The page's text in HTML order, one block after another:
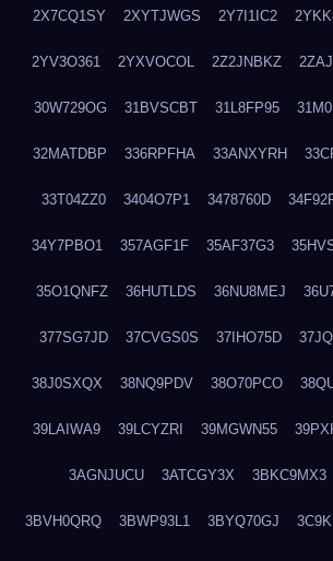
2X7CQ1SY 2XYTJWGS 2Y7I1IC2
2YV3O361 2YXVOCOL 2Z2JNBKZ
30W729OG 31BVSCBT 31L8FP95
32MATDBP 336RPFHA 33ANXYRH
33T04ZZ0 3404O7P1 3478760D
34Y7PBO1 357AGF1F 35AF37G3
35O1QNFZ 36HUTLDS 36NU8MEJ
377SG7JD 37CVGS0S 37IHO75D
38J0SXQX 38NQ9PDV 38O70PCO
39LAIWA9 39LCYZRI 39MGWN55
3AGNJUCU 3ATCGY3X 3BKC9MX3
3BVH0QRQ 3BWP93L1 3BYQ70GJ